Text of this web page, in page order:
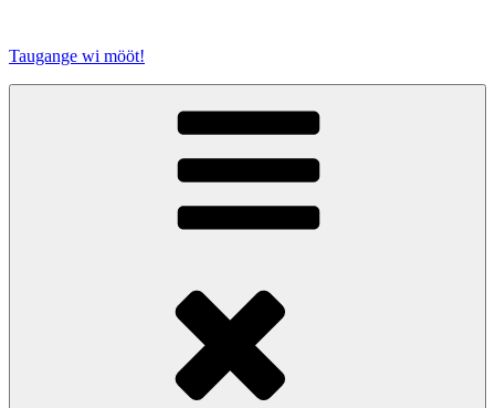
springen
Taugange wi mööt!